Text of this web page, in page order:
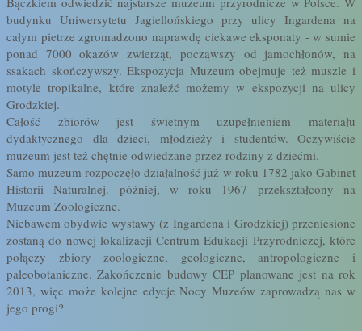
budynku Uniwersytetu Jagiellońskiego przy ulicy Ingardena na
całym pietrze zgromadzono naprawdę ciekawe eksponaty - w sumie
ponad 7000 okazów zwierząt, począwszy od jamochłonów, na
ssakach skończywszy. Ekspozycja Muzeum obejmuje też muszle i
motyle tropikalne, które znaleźć możemy w ekspozycji na ulicy
Grodzkiej.
Całość zbiorów jest świetnym uzupełnieniem materiału
dydaktycznego dla dzieci, młodzieży i studentów. Oczywiście
muzeum jest też chętnie odwiedzane przez rodziny z dziećmi.
Samo muzeum rozpoczęło działalność już w roku 1782 jako Gabinet
Historii Naturalnej. później, w roku 1967 przekształcony na
Muzeum Zoologiczne.
Niebawem obydwie wystawy (z Ingardena i Grodzkiej) przeniesione
zostaną do nowej lokalizacji Centrum Edukacji Przyrodniczej, które
połączy zbiory zoologiczne, geologiczne, antropologiczne i
paleobotaniczne. Zakończenie budowy CEP planowane jest na rok
2013, więc może kolejne edycje Nocy Muzeów zaprowadzą nas w
jego progi?